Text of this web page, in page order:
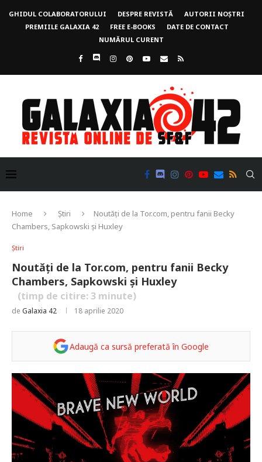
GHIDUL COLABORATORULUI DESPRE REVISTĂ
AUTORII NOȘTRI
PREMIILE GALAXIA 42
FREE E-BOOKS
DATE DE CONTACT
NUMĂRUL CURENT
Home Știri
Noutăți de la Tor.com, pentru fanii Becky
Chambers, Sapkowski și Huxley
Știri
Noutăți de la Tor.com, pentru fanii Becky
Chambers, Sapkowski și Huxley
(timp de citire: 3 minute)
de Galaxia 42 18 aprilie 2020
Adaugă ca sursă preferată în Google